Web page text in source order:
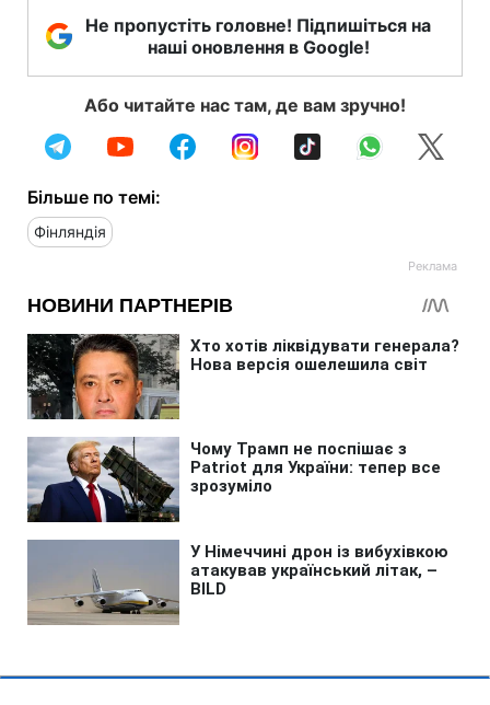
Не пропустіть головне! Підпишіться на
наші оновлення в Google!
Або читайте нас там, де вам зручно!
Більше по темі:
Фінляндія